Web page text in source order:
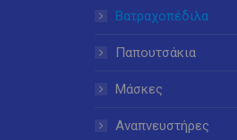
Βατραχοπέδιλα
Παπουτσάκια
Μάσκες
Αναπνευστήρες